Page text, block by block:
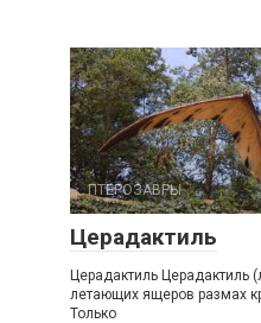
ПТЕРОЗАВРЫ
Церадактиль
Церадактиль Церадактиль
летающих ящеров размах
Только